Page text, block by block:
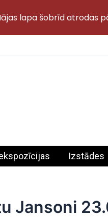
Izstādes
Jansoni
lapa šobrīd atrodas